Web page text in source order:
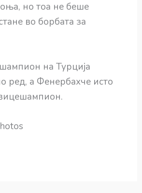
но тоа не беше
во борбата за
шампион на Турција
ред, а Фенербахче исто